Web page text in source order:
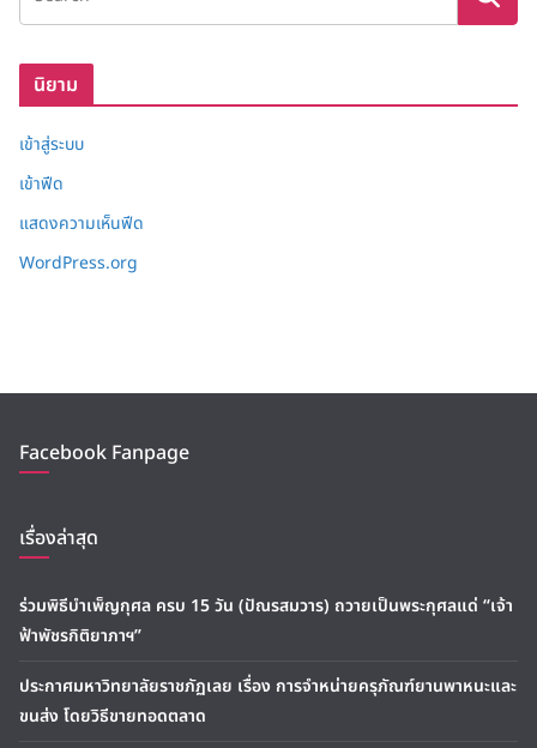
ก็
นิยาม
เข้าสู่ระบบ
เข้าฟีด
แสดงความเห็นฟีด
WordPress.org
Facebook Fanpage
เรื่องล่าสุด
ร่วมพิธีบำเพ็ญกุศล ครบ 15 วัน (ปัณรสมวาร) ถวายเป็นพระกุศลแด่ “เจ้า
ฟ้าพัชรกิติยาภาฯ”
ประกาศมหาวิทยาลัยราชภัฏเลย เรื่อง การจำหน่ายครุภัณฑ์ยานพาหนะและ
ขนส่ง โดยวิธีขายทอดตลาด